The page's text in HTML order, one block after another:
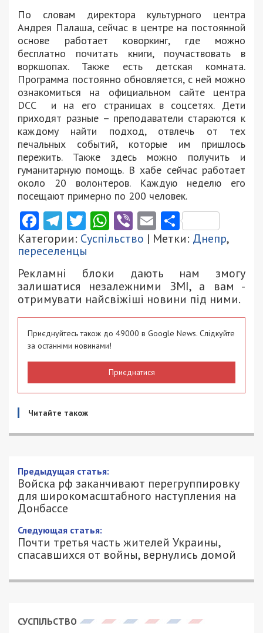
По словам директора культурного центра
Андрея Палаша, сейчас в центре на постоянной
основе работает коворкинг, где можно
бесплатно почитать книги, поучаствовать в
воркшопах. Также есть детская комната.
Программа постоянно обновляется, с ней можно
ознакомиться на официальном сайте центра
DCC и на его страницах в соцсетях. Дети
приходят разные – преподаватели стараются к
каждому найти подход, отвлечь от тех
печальных событий, которые им пришлось
пережить. Также здесь можно получить и
гуманитарную помощь. В хабе сейчас работает
около 20 волонтеров. Каждую неделю его
посещают примерно по 200 человек.
Facebook
Telegram
Twitter
WhatsApp
ViberEmail
Категории: Суспільство | Метки: Днепр,
переселенцы
Рекламні блоки дають нам змогу
залишатися незалежними ЗМІ, а вам -
отримувати найсвіжіші новини під ними.
Приєднуйтесь також до 49000 в Google News. Слідкуйте
за останніми новинами!
Приєднатися
Читайте також
Предыдущая статья:
Войска рф заканчивают перегруппировку
для широкомасштабного наступления на
Донбассе
Следующая статья:
Почти третья часть жителей Украины,
спасавшихся от войны, вернулись домой
СУСПІЛЬСТВО